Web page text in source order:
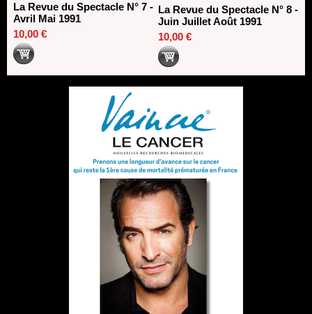
La Revue du Spectacle N° 7 -
Avril Mai 1991
10,00 €
La Revue du Spectacle N° 8 -
Juin Juillet Août 1991
10,00 €